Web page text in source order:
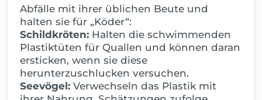
Abfälle mit ihrer üblichen Beute und
halten sie für „Köder“:
Schildkröten: Halten die schwimmenden
Plastiktüten für Quallen und können daran
ersticken, wenn sie diese
herunterzuschlucken versuchen.
Seevögel: Verwechseln das Plastik mit